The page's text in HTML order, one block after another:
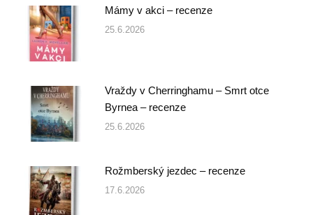
Mámy v akci – recenze
25.6.2026
Vraždy v Cherringhamu – Smrt otce
Byrnea – recenze
25.6.2026
Rožmberský jezdec – recenze
17.6.2026